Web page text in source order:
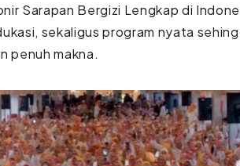
Sarapan Bergizi Lengkap di
sekaligus program nyata
penuh makna.